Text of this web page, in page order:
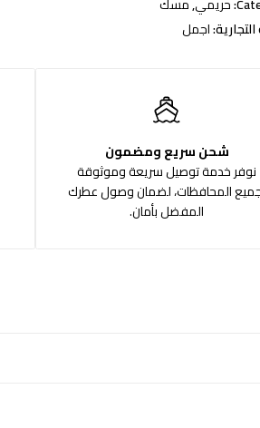
حريمي,مسك
اجمل
شحن سريع ومضمون
نوفر خدمة توصيل سريعة وموثوقة
المحافظات، لضمان وصول عطرك
المفضل بأمان.